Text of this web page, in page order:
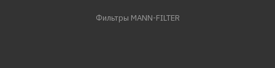
Фильтры MANN-FILTER